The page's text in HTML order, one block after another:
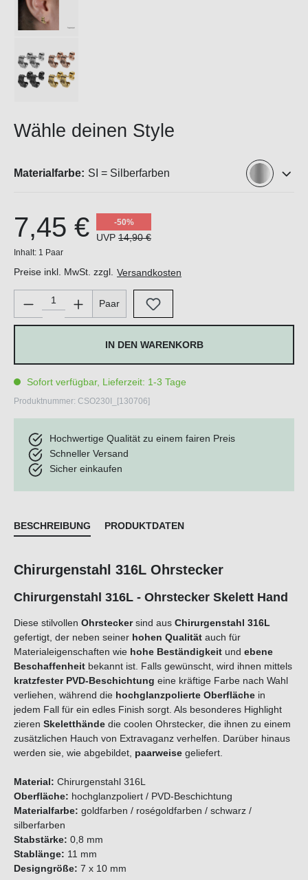
Wähle deinen Style
Materialfarbe: SI = Silberfarben
7,45 € -50%
UVP 14,90 €
Inhalt: 1 Paar
Preise inkl. MwSt. zzgl. Versandkosten
Produkt Anzahl: Gib den gewünschten Wert ein oder
Paar
IN DEN WARENKORB
Sofort verfügbar, Lieferzeit: 1-3 Tage
Produktnummer: CSO230I_[130706]
Hochwertige Qualität zu einem fairen Preis
Schneller Versand
Sicher einkaufen
BESCHREIBUNG PRODUKTDATEN
Chirurgenstahl 316L Ohrstecker
Chirurgenstahl 316L - Ohrstecker Skelett Hand
Diese stilvollen Ohrsteckersind aus Chirurgenstahl 316L
gefertigt, der neben seiner hohen Qualität auch für
Materialeigenschaften wie hohe Beständigkeit und ebene
Beschaffenheit bekannt ist. Falls gewünscht, wird ihnen mittels
kratzfester PVD-Beschichtung eine kräftige Farbe nach Wahl
verliehen, während die hochglanzpolierte Oberfläche in
jedem Fall für ein edles Finish sorgt. Als besonderes Highlight
zieren Skeletthände die coolen Ohrstecker, die ihnen zu einem
zusätzlichen Hauch von Extravaganz verhelfen. Darüber hinaus
werden sie, wie abgebildet, paarweise geliefert.
Material: Chirurgenstahl 316L
Oberfläche: hochglanzpoliert / PVD-Beschichtung
Materialfarbe: goldfarben / roségoldfarben / schwarz /
silberfarben
Stabstärke: 0,8 mm
Stablänge: 11 mm
Designgröße: 7 x 10 mm